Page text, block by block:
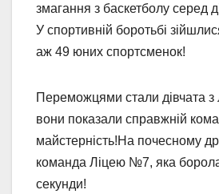
змагання з баскетболу серед
У спортивній боротьбі
аж 49 юних спортсменок!
Переможцями стали дівчата
вони показали справжній
майстерність!На почесному
команда Ліцею №7, яка
секунди!